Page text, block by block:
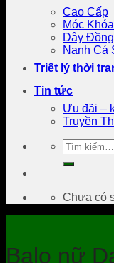
Cao Cấp
Móc Khóa
Dây
Nanh Cá
Triết lý thời
Tin tức
Ưu đãi –
Truyền
Tìm
kiếm:
Chưa có
Balo nữ